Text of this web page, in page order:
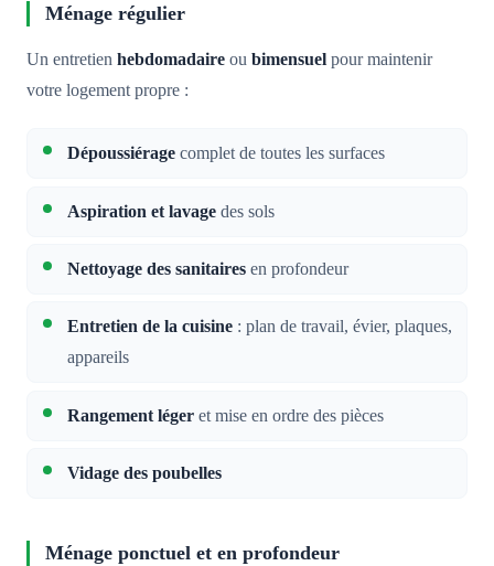
Ménage régulier
Un entretien hebdomadaire ou bimensuel pour maintenir
votre logement propre :
Dépoussiérage complet de toutes les surfaces
Aspiration et lavage des sols
Nettoyage des sanitaires en profondeur
Entretien de la cuisine : plan de travail, évier, plaques,
appareils
Rangement léger et mise en ordre des pièces
Vidage des poubelles
Ménage ponctuel et en profondeur